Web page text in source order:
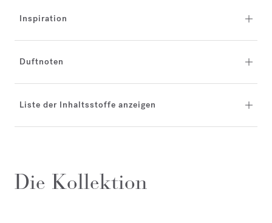
Inspiration
Duftnoten
Liste der Inhaltsstoffe anzeigen
Die Kollektion